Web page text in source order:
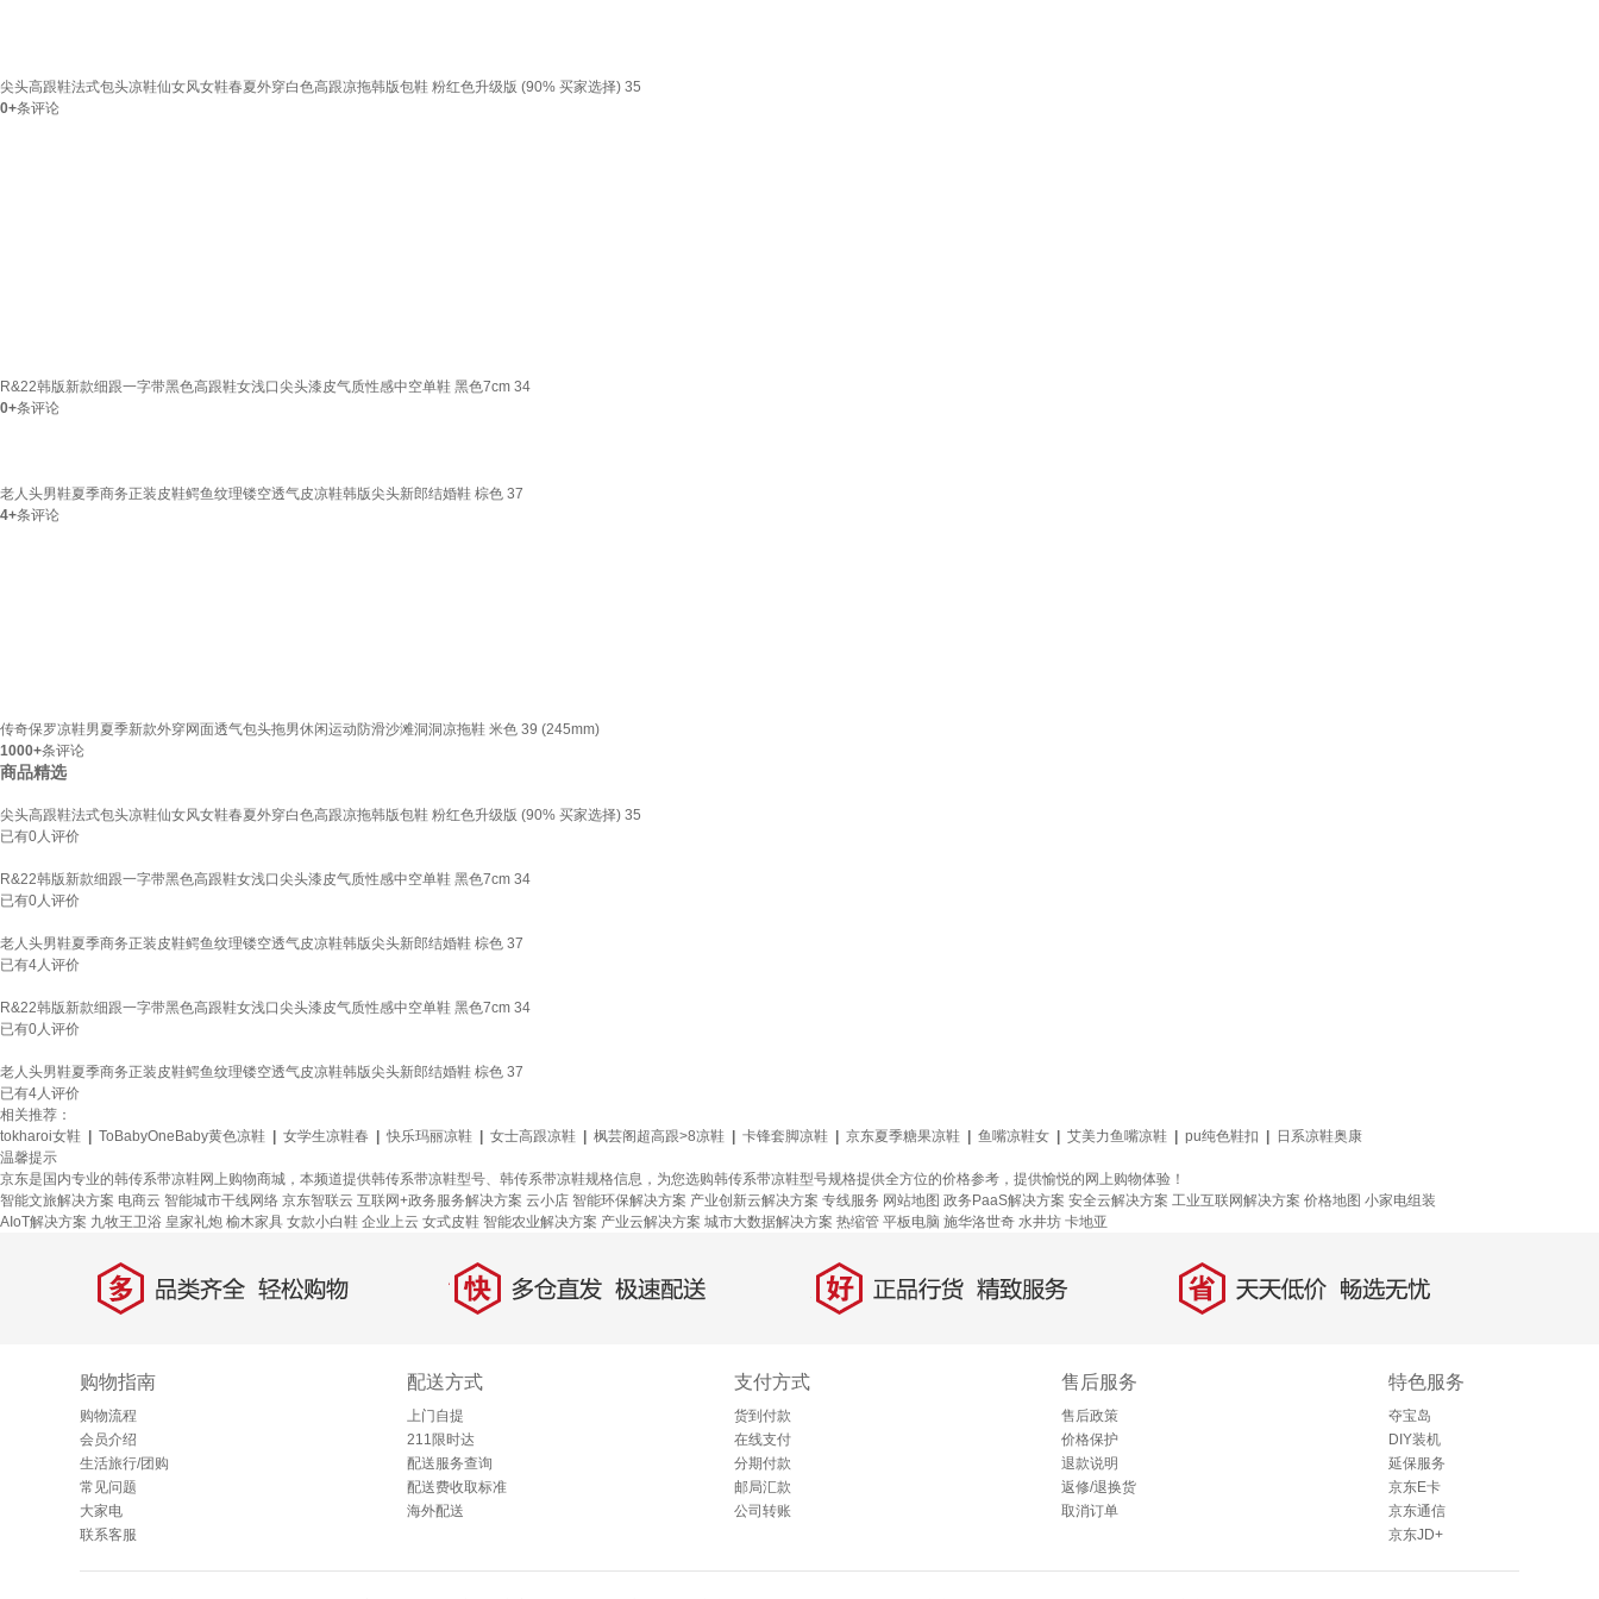
尖头高跟鞋法式包头凉鞋仙女风女鞋春夏外穿白色高跟凉拖韩版包鞋 粉红色升级版 (90% 买家选择) 35
0+条评论
R&22韩版新款细跟一字带黑色高跟鞋女浅口尖头漆皮气质性感中空单鞋 黑色7cm 34
0+条评论
老人头男鞋夏季商务正装皮鞋鳄鱼纹理镂空透气皮凉鞋韩版尖头新郎结婚鞋 棕色 37
4+条评论
传奇保罗凉鞋男夏季新款外穿网面透气包头拖男休闲运动防滑沙滩洞洞凉拖鞋 米色 39 (245mm)
1000+条评论
商品精选
尖头高跟鞋法式包头凉鞋仙女风女鞋春夏外穿白色高跟凉拖韩版包鞋 粉红色升级版 (90% 买家选择) 35
已有0人评价
R&22韩版新款细跟一字带黑色高跟鞋女浅口尖头漆皮气质性感中空单鞋 黑色7cm 34
已有0人评价
老人头男鞋夏季商务正装皮鞋鳄鱼纹理镂空透气皮凉鞋韩版尖头新郎结婚鞋 棕色 37
已有4人评价
R&22韩版新款细跟一字带黑色高跟鞋女浅口尖头漆皮气质性感中空单鞋 黑色7cm 34
已有0人评价
老人头男鞋夏季商务正装皮鞋鳄鱼纹理镂空透气皮凉鞋韩版尖头新郎结婚鞋 棕色 37
已有4人评价
相关推荐：
tokharoi女鞋
ToBabyOneBaby黄色凉鞋 女学生凉鞋春 快乐玛丽凉鞋 女士高跟凉鞋 枫芸阁超高跟>8凉鞋 卡锋套脚凉鞋 京东夏季糖果凉鞋 鱼嘴凉鞋女 艾美力鱼嘴凉鞋 pu纯色鞋扣
日系凉鞋奥康
温馨提示
京东是国内专业的韩传系带凉鞋网上购物商城，本频道提供韩传系带凉鞋型号、韩传系带凉鞋规格信息，为您选购韩传系带凉鞋型号规格提供全方位的价格参考，提供愉悦的网上购物体验！
智能文旅解决方案 电商云 智能城市干线网络 京东智联云 互联网+政务服务解决方案 云小店 智能环保解决方案 产业创新云解决方案 专线服务 网站地图 政务PaaS解决方案 安全云解决方案 工业互联网解决方案 价格地图 小家电组装
AIoT解决方案 九牧王卫浴 皇家礼炮 榆木家具 女款小白鞋 企业上云 女式皮鞋 智能农业解决方案 产业云解决方案 城市大数据解决方案 热缩管 平板电脑 施华洛世奇 水井坊 卡地亚
多 品类齐全，轻松购物 快 多仓直发，极速配送 好 正品行货，精致服务 省 天天低价，畅选无忧
购物指南
购物流程
会员介绍
生活旅行/团购
常见问题
大家电
联系客服
配送方式
上门自提
211限时达
配送服务查询
配送费收取标准
海外配送
支付方式
货到付款
在线支付
分期付款
邮局汇款
公司转账
售后服务
售后政策
价格保护
退款说明
返修/退换货
取消订单
特色服务
夺宝岛
DIY装机
延保服务
京东E卡
京东通信
京东JD+